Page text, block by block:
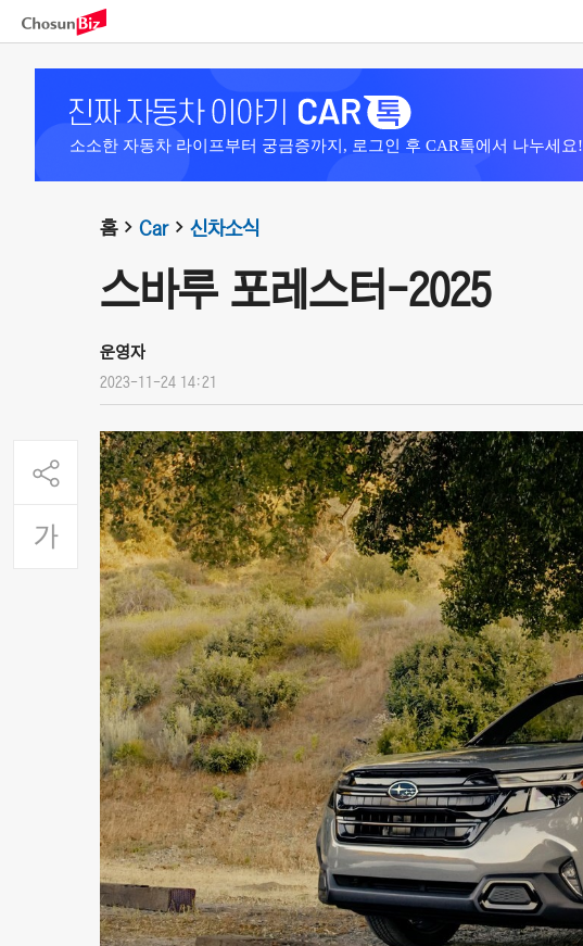
소소한 자동차 라이프부터 궁금증까지, 로그인 후 CAR톡에서 나누세요!
홈 Car 신차소식
스바루 포레스터-2025
운영자
2023-11-24 14:21